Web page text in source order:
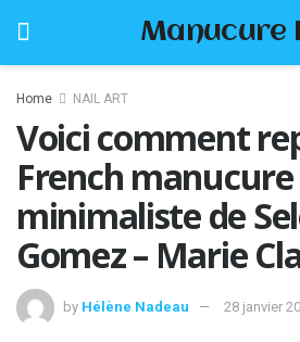
Manucure
Home NAIL ART
Voici comment
French manucure
minimaliste de
Gomez – Marie
by Hélène Nadeau 28 janvier